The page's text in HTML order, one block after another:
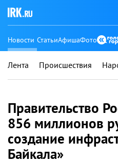
Новости СтатьиАфишаФото
Лента Происшествия
Правительство
856 миллионов
создание
Байкала»